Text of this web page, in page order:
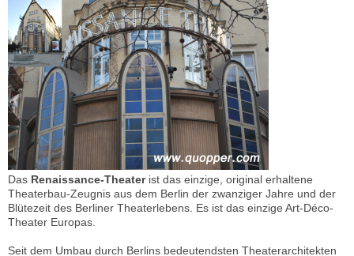
Das Renaissance-Theaterist das einzige, original erhaltene
Theaterbau-Zeugnis aus dem Berlin der zwanziger Jahre und der
Blütezeit des Berliner Theaterlebens. Es ist das einzige Art-Déco-
Theater Europas.
Seit dem Umbau durch Berlins bedeutendsten Theaterarchitekten